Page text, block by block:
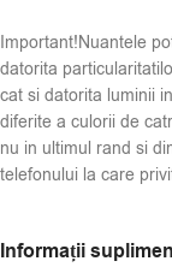
Important!Nuantele
datorita
cat si datorita luminii
diferite a culorii de
nu in ultimul rand si
telefonului la care
Informații